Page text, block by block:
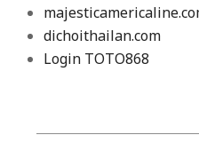
dichoithailan.com
Login TOTO868